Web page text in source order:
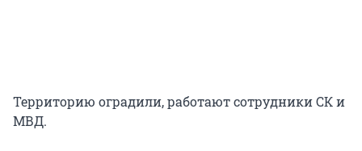
Территорию оградили, работают сотрудники СК и
МВД.